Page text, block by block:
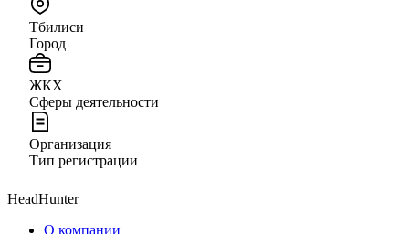
Тбилиси
Город
ЖКХ
Сферы деятельности
Организация
Тип регистрации
HeadHunter
О компании